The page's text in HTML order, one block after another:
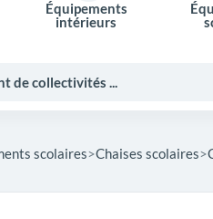
Équipements
intérieurs
scolaires Chaises scolaires